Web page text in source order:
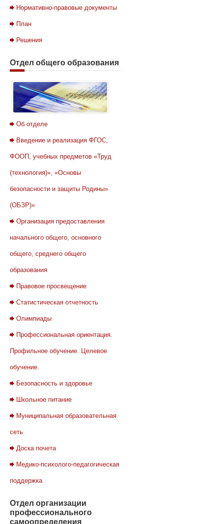
Нормативно-правовые документы
План
Решения
Отдел общего образования
Об отделе
Введение и реализация ФГОС,
ФООП, учебных предметов «Труд
(технология)», «Основы
безопасности и защиты Родины»
(ОБЗР)»
Организация предоставления
начального общего, основного
общего, среднего общего
образования
Правовое просвещение
Статистическая отчетность
Олимпиады
Профессиональная ориентация.
Профильное обучение. Целевое
обучение.
Безопасность и здоровье
Школьное питание
Муниципальная образовательная
сеть
Доска почета
Медико-психолого-педагогическая
поддержка
Отдел организации
профессионального
самоопределения